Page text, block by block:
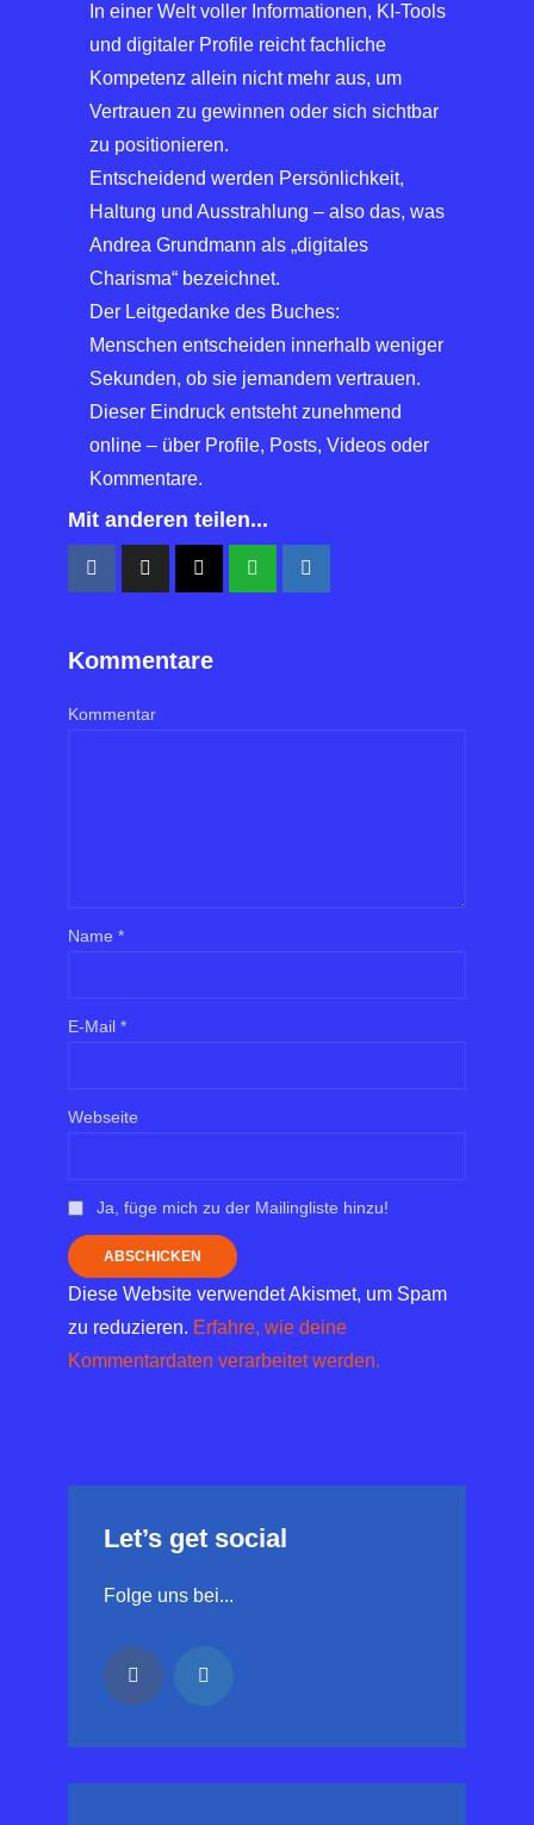
In einer Welt voller Informationen, KI-Tools
und digitaler Profile reicht fachliche
Kompetenz allein nicht mehr aus, um
Vertrauen zu gewinnen oder sich sichtbar
zu positionieren.
Entscheidend werden Persönlichkeit,
Haltung und Ausstrahlung – also das, was
Andrea Grundmann als „digitales
Charisma“ bezeichnet.
Der Leitgedanke des Buches:
Menschen entscheiden innerhalb weniger
Sekunden, ob sie jemandem vertrauen.
Dieser Eindruck entsteht zunehmend
online – über Profile, Posts, Videos oder
Kommentare.
Mit anderen teilen...
Kommentare
Kommentar
Name *
E-Mail *
Webseite
Ja, füge mich zu der Mailingliste hinzu!
Diese Website verwendet Akismet, um Spam
zu reduzieren. Erfahre, wie deine
Kommentardaten verarbeitet werden.
Let’s get social
Folge uns bei...